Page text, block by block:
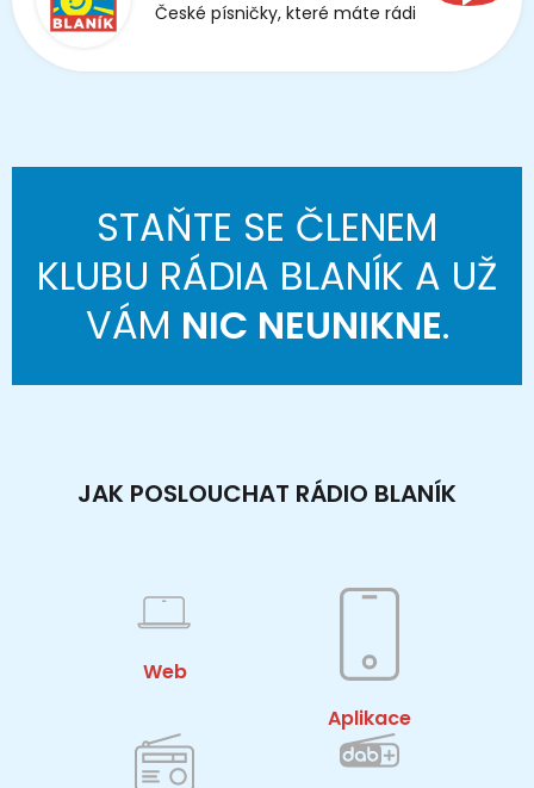
České písničky, které máte rádi
STAŇTE SE ČLENEM
KLUBU RÁDIA BLANÍK A UŽ
VÁM NIC NEUNIKNE.
JAK POSLOUCHAT RÁDIO BLANÍK
Web
Aplikace